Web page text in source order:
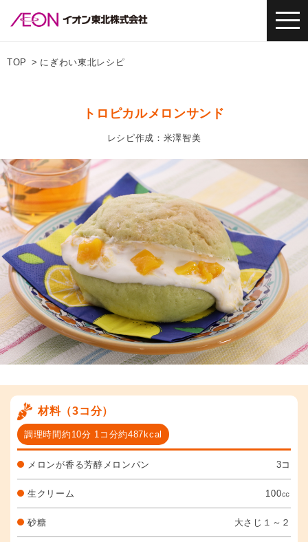
TOP にぎわい東北レシピ
トロピカルメロンサンド
レシピ作成：米澤智美
材料（3コ分）
調理時間約10分 1コ分約487kcal
メロンが香る芳醇メロンパン 3コ
生クリーム 100㏄
砂糖 大さじ１～２